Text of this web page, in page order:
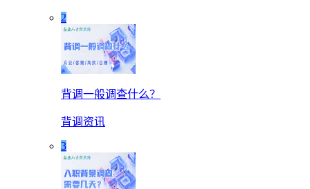
2
背调一般调查什么？
背调资讯
3